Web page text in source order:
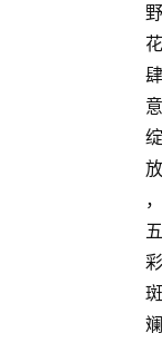
野
花
肆
意
绽
放
，
五
彩
斑
斓